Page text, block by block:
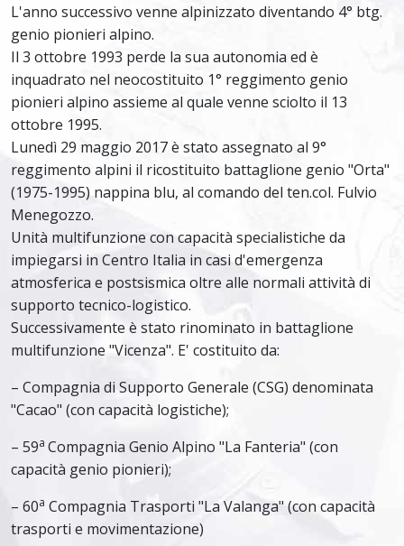
L'anno successivo venne alpinizzato diventando 4° btg.
genio pionieri alpino.
Il 3 ottobre 1993 perde la sua autonomia ed è
inquadrato nel neocostituito 1° reggimento genio
pionieri alpino assieme al quale venne sciolto il 13
ottobre 1995.
Lunedì 29 maggio 2017 è stato assegnato al 9°
reggimento alpini il ricostituito battaglione genio "Orta"
(1975-1995) nappina blu, al comando del ten.col. Fulvio
Menegozzo.
Unità multifunzione con capacità specialistiche da
impiegarsi in Centro Italia in casi d'emergenza
atmosferica e postsismica oltre alle normali attività di
supporto tecnico-logistico.
Successivamente è stato rinominato in battaglione
multifunzione "Vicenza". E' costituito da:
– Compagnia di Supporto Generale (CSG) denominata
"Cacao" (con capacità logistiche);
– 59a Compagnia Genio Alpino "La Fanteria" (con
capacità genio pionieri);
– 60a Compagnia Trasporti "La Valanga" (con capacità
trasporti e movimentazione)